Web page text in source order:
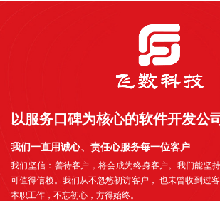
以服务口碑为核心的软件开发公
我们一直用诚心、责任心服务每一位客户
我们坚信：善待客户，将会成为终身客户。我们能坚
可值得信赖。我们从不忽悠初访客户， 也未曾收到过
本职工作，不忘初心，方得始终。